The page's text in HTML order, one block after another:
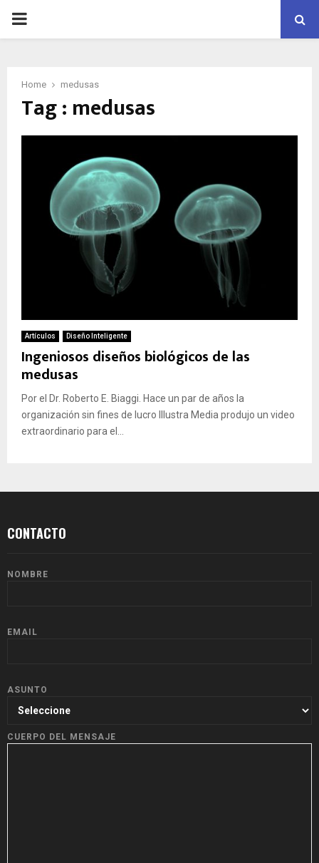
PRIMARY
Home medusas
Tag : medusas
Artículos Diseño Inteligente
Ingeniosos diseños biológicos de las
medusas
Por el Dr. Roberto E. Biaggi. Hace un par de años la
organización sin fines de lucro Illustra Media produjo un video
extraordinario para el...
CONTACTO
NOMBRE
EMAIL
ASUNTO
CUERPO DEL MENSAJE